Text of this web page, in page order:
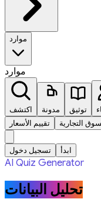
موارد
موارد
اكتشف مدونة توثيق
تقييم الأسعار
التجارية
تسجيل دخول ابدأ
AI Quiz Generator
تحليل البيانات